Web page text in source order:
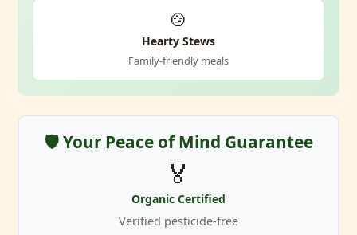
🍲
Hearty Stews
Family-friendly meals
🛡️ Your Peace of Mind Guarantee
🏅
Organic Certified
Verified pesticide-free